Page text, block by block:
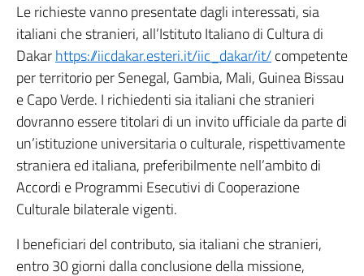
Le richieste vanno presentate dagli interessati, sia
italiani che stranieri, all’Istituto Italiano di Cultura di
Dakarhttps://iicdakar.esteri.it/iic_dakar/it/competente
per territorio per Senegal, Gambia, Mali, Guinea Bissau
e Capo Verde. I richiedenti sia italiani che stranieri
dovranno essere titolari di un invito ufficiale da parte di
un’istituzione universitaria o culturale, rispettivamente
straniera ed italiana, preferibilmente nell’ambito di
Accordi e Programmi Esecutivi di Cooperazione
Culturale bilaterale vigenti.
I beneficiari del contributo, sia italiani che stranieri,
entro 30 giorni dalla conclusione della missione,